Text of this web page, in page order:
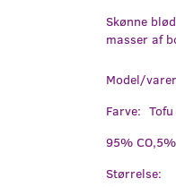
Skønne
masser af
Model/
Farve:
95%
Størrelse: